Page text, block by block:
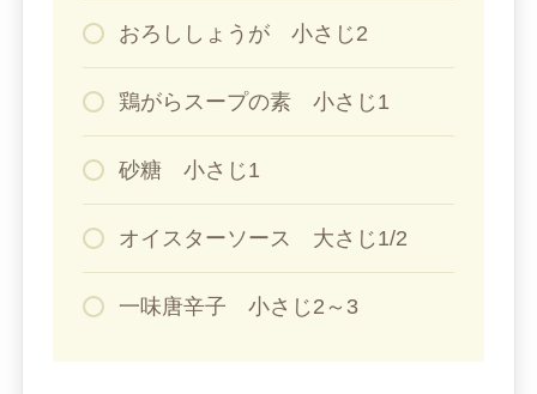
おろししょうが 小さじ2
鶏がらスープの素 小さじ1
砂糖 小さじ1
オイスターソース 大さじ1/2
一味唐辛子 小さじ2～3